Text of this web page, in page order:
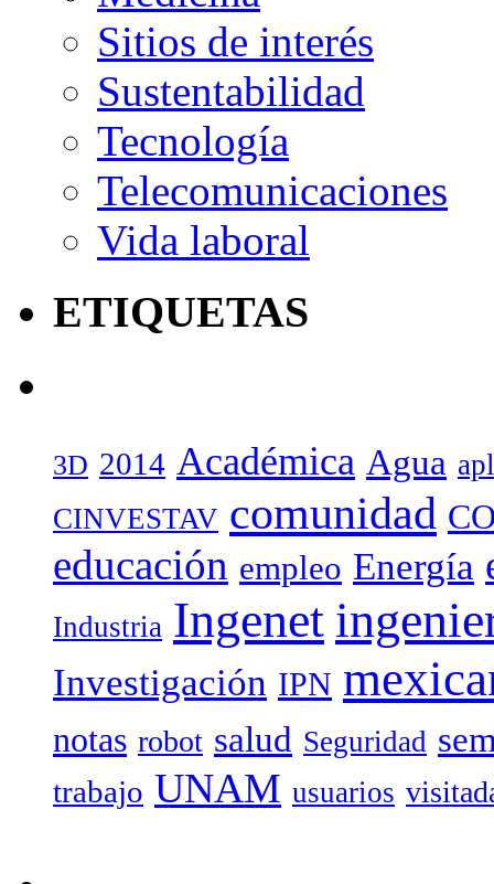
Sitios de interés
Sustentabilidad
Tecnología
Telecomunicaciones
Vida laboral
ETIQUETAS
3D 2014 Académica Agua
CINVESTAV comunidad
educación empleo Energía
Industria Ingenet
Investigación IPN
notas robot salud Seguridad
trabajo UNAM usuarios